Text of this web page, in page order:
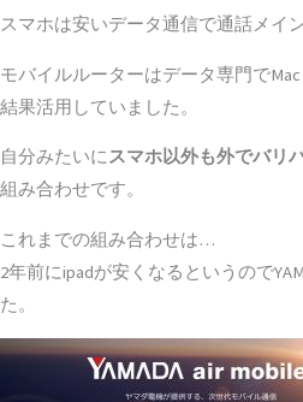
スマホは安いデータ通信で通話メイ
モバイルルーターはデータ専門で
結果活用していました。
自分みたいにスマホ以外も外でバリ
組み合わせです。
これまでの組み合わせは…
2年前にipadが安くなるというので
た。